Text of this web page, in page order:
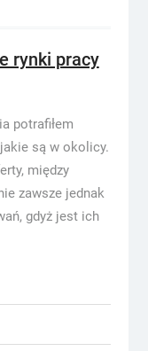
rynki pracy
potrafiłem
są w okolicy.
między
zawsze jednak
gdyż jest ich